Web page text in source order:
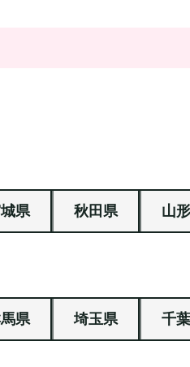
県 秋田県 山
県 埼玉県 千